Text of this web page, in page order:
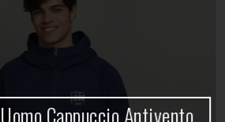
Cappuccio Antivento